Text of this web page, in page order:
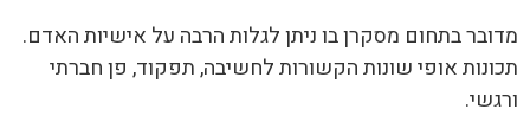
מדובר בתחום מסקרן בו ניתן לגלות הרבה על אישיות האדם.
תכונות אופי שונות הקשורות לחשיבה, תפקוד, פן חברתי
ורגשי.